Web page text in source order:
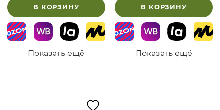
В КОРЗИНУ
Показать ещё
В КОРЗИНУ
Показать ещё